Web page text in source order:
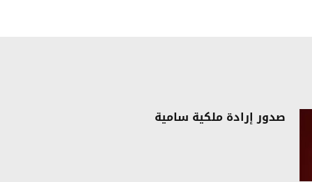
صدور إرادة ملكية سامية